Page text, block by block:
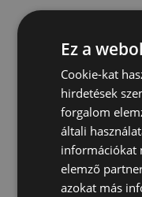
Angéla Nagy,
Supervisors/
Miklós Tömör,
In 2014, the
place in Valyo’s
years, the
this first
Ez a
Cookie-kat
hirdetések
forgalom
általi
információkat
elemző
azokat más